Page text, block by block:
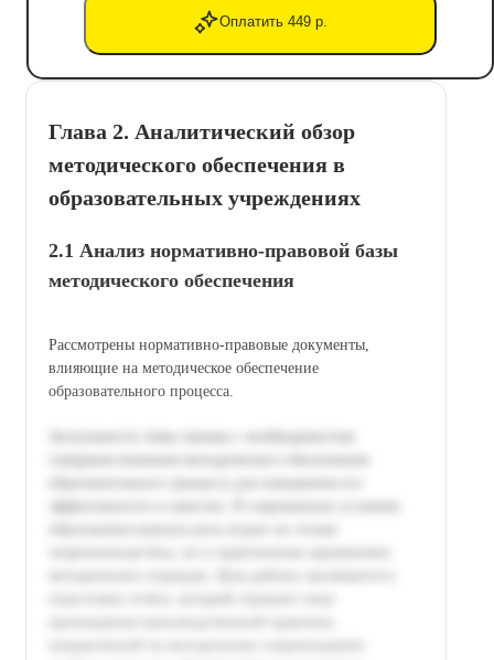
Оплатить 449 р.
Глава 2. Аналитический обзор
методического обеспечения в
образовательных учреждениях
2.1 Анализ нормативно-правовой базы
методического обеспечения
Рассмотрены нормативно-правовые документы,
влияющие на методическое обеспечение
образовательного процесса.